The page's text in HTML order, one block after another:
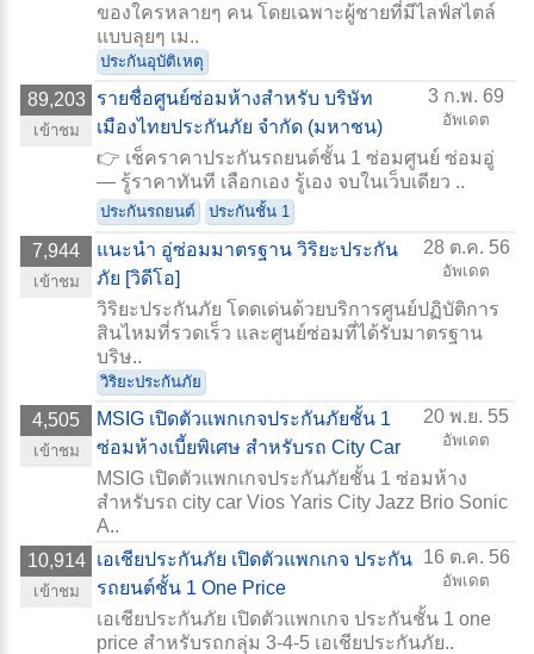
ของใครหลายๆ คน โดยเฉพาะผู้ชายที่มีไลฟ์สไตล์
แบบลุยๆ เม..
ประกันอุบัติเหตุ
89,203
เข้าชม
รายชื่อศูนย์ซ่อมห้างสำหรับ บริษัท
เมืองไทยประกันภัย จำกัด (มหาชน)
3 ก.พ. 69
อัพเดต
👉 เช็คราคาประกันรถยนต์ชั้น 1 ซ่อมศูนย์ ซ่อมอู่
— รู้ราคาทันที เลือกเอง รู้เอง จบในเว็บเดียว ..
ประกันรถยนต์ ประกันชั้น 1
7,944
เข้าชม
แนะนำ อู่ซ่อมมาตรฐาน วิริยะประกัน
ภัย [วิดีโอ]
28 ต.ค. 56
อัพเดต
วิริยะประกันภัย โดดเด่นด้วยบริการศูนย์ปฏิบัติการ
สินไหมที่รวดเร็ว และศูนย์ซ่อมที่ได้รับมาตรฐาน
บริษ..
วิริยะประกันภัย
4,505
เข้าชม
MSIG เปิดตัวแพกเกจประกันภัยชั้น 1
ซ่อมห้างเบี้ยพิเศษ สำหรับรถ City Car
20 พ.ย. 55
อัพเดต
MSIG เปิดตัวแพกเกจประกันภัยชั้น 1 ซ่อมห้าง
สำหรับรถ city car Vios Yaris City Jazz Brio Sonic
A..
10,914
เข้าชม
เอเชียประกันภัย เปิดตัวแพกเกจ ประกัน
รถยนต์ชั้น 1 One Price
16 ต.ค. 56
อัพเดต
เอเชียประกันภัย เปิดตัวแพกเกจ ประกันชั้น 1 one
price สำหรับรถกลุ่ม 3-4-5 เอเชียประกันภัย..